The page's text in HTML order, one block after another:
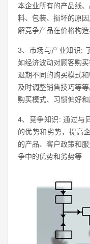
本企业所有的产品线
料、包装、损坏的原
解竞争产品在价格构
3、市场与产业知识:
如经济波动对顾客购
退期不同的购买模式
及时调整销售技巧等
购买模式、习惯偏好和
4、竞争知识: 通过与
的优势和劣势，提高
的产品、客户政策和
争中的优势和劣势等